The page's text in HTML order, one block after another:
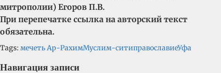
митрополии) Егоров П.В.
При перепечатке ссылка на авторский текст
обязательна.
Tags: мечеть Ар-РахимМуслим-ситиправославиеУфа
Навигация записи